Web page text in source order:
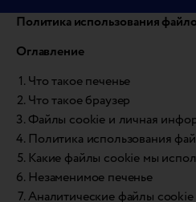
Политика использования
Оглавление
Что такое печенье
Что такое браузер
Файлы cookie и личная
Политика использования
Какие файлы cookie мы
Незаменимое печенье
Аналитические файлы cookie